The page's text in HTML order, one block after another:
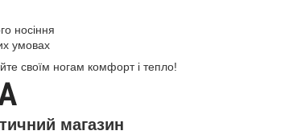
носіння
умовах
своїм ногам комфорт і тепло!
магазин